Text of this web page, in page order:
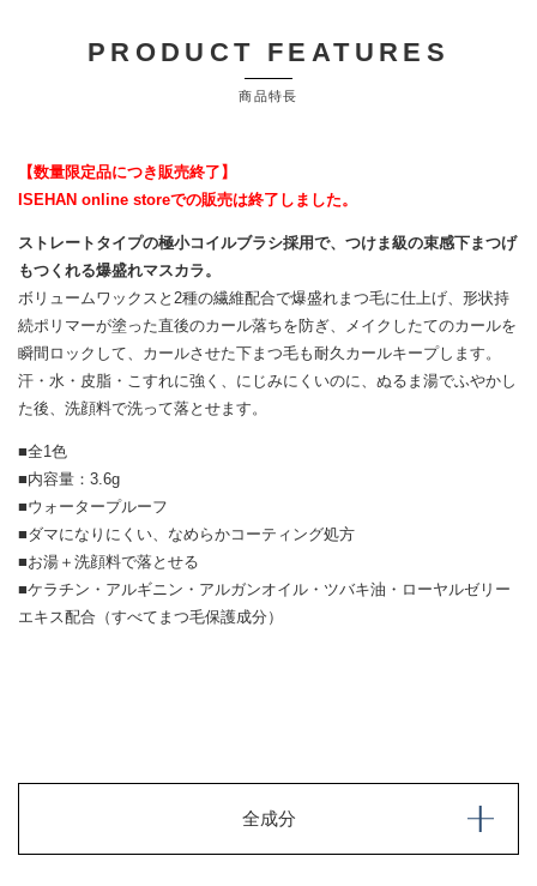
PRODUCT FEATURES
商品特長
【数量限定品につき販売終了】
ISEHAN online storeでの販売は終了しました。
ストレートタイプの極小コイルブラシ採用で、つけま級の束感下まつげ
もつくれる爆盛れマスカラ。
ボリュームワックスと2種の繊維配合で爆盛れまつ毛に仕上げ、形状持
続ポリマーが塗った直後のカール落ちを防ぎ、メイクしたてのカールを
瞬間ロックして、カールさせた下まつ毛も耐久カールキープします。
汗・水・皮脂・こすれに強く、にじみにくいのに、ぬるま湯でふやかし
た後、洗顔料で洗って落とせます。
■全1色
■内容量：3.6g
■ウォータープルーフ
■ダマになりにくい、なめらかコーティング処方
■お湯＋洗顔料で落とせる
■ケラチン・アルギニン・アルガンオイル・ツバキ油・ローヤルゼリー
エキス配合（すべてまつ毛保護成分）
全成分